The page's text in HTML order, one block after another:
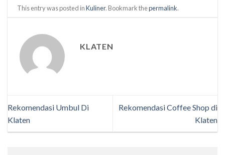
This entry was posted inKuliner. Bookmark thepermalink.
KLATEN
Rekomendasi Umbul Di
Klaten
Rekomendasi Coffee Shop di
Klaten